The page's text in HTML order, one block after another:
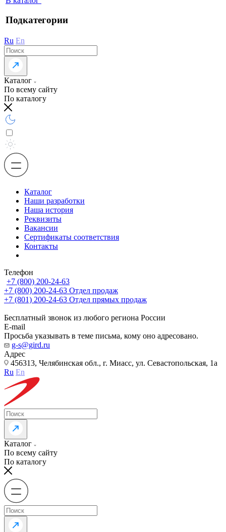
Подкатегории
Ru En
Каталог
По всему сайту
По каталогу
Каталог
Наши разработки
Наша история
Реквизиты
Вакансии
Сертификаты соответствия
Контакты
Телефон
+7 (800) 200-24-63
+7 (800) 200-24-63 Отдел продаж
+7 (801) 200-24-63 Отдел прямых продаж
Бесплатный звонок из любого региона России
E-mail
Просьба указывать в теме письма, кому оно адресовано.
g-s@gird.ru
Адрес
456313, Челябинская обл., г. Миасс, ул. Севастопольская, 1а
Ru En
Каталог
По всему сайту
По каталогу